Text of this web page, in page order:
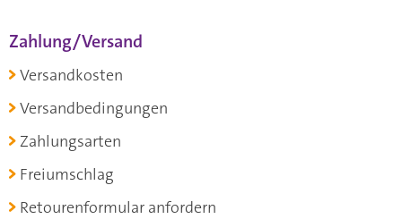
Zahlung/Versand
Versandkosten
Versandbedingungen
Zahlungsarten
Freiumschlag
Retourenformular anfordern